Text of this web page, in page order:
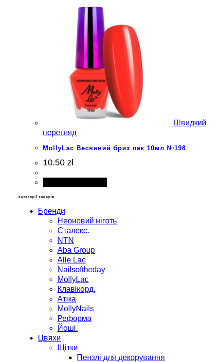
Швидкий
перегляд
MollyLac Весняний бриз лак 10мл №198
10.50 zł
Категорії товарів
Бренди
Неоновий ніготь
Сталекс.
NTN
Aba Group
Alle Lac
Nailsoftheday
MollyLac
Клавікорд.
Атіка
MollyNails
Реформа
Йоші.
Цвяхи
Щітки
Пензлі для декорування